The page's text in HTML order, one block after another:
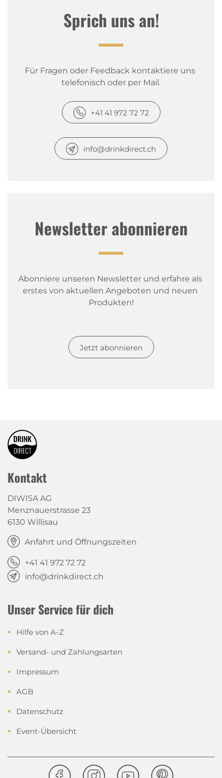
Sprich uns an!
Für Fragen oder Feedback kontaktiere uns
telefonisch oder per Mail.
+41 41 972 72 72
info@drinkdirect.ch
Newsletter abonnieren
Abonniere unseren Newsletter und erfahre als
erstes von aktuellen Angeboten und neuen
Produkten!
Jetzt abonnieren
Kontakt
DIWISA AG
Menznauerstrasse 23
6130 Willisau
Anfahrt und Öffnungszeiten
+41 41 972 72 72
info@drinkdirect.ch
Unser Service für dich
Hilfe von A-Z
Versand- und Zahlungsarten
Impressum
AGB
Datenschutz
Event-Übersicht